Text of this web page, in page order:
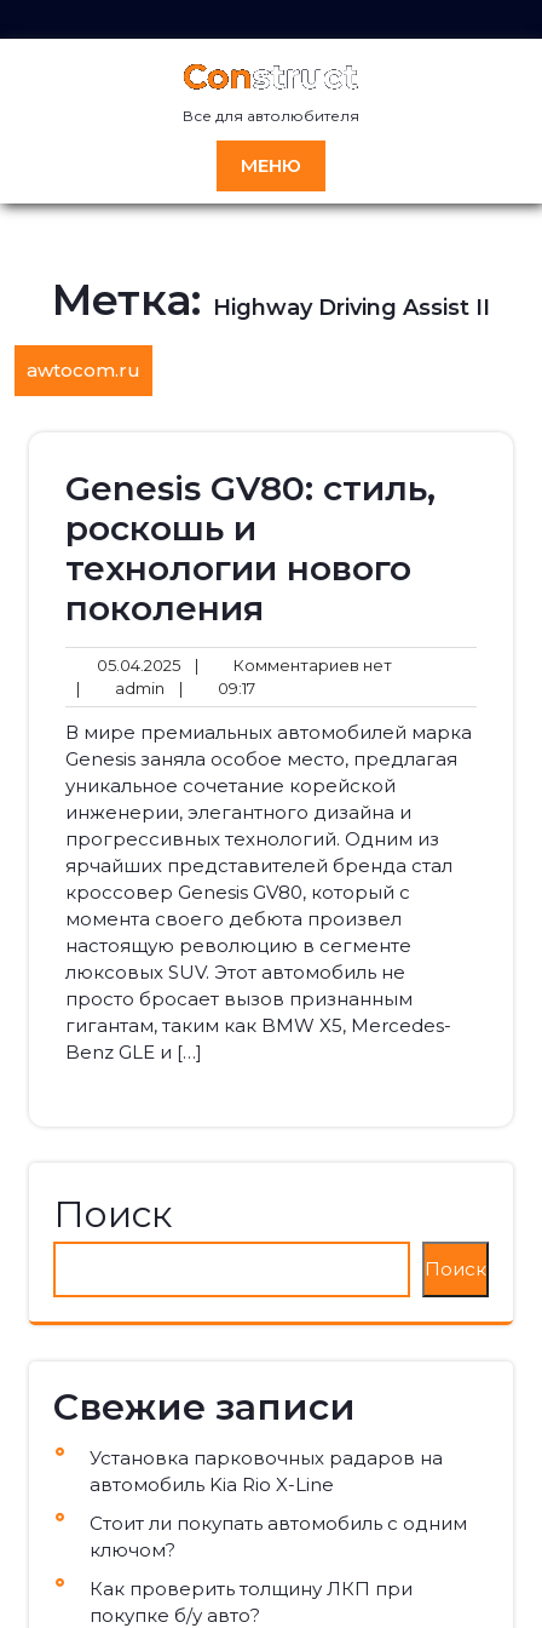
к
Все для автолюбителя
МЕНЮ
Метка: Highway Driving Assist II
awtocom.ru
Genesis GV80: стиль,
роскошь и
технологии нового
поколения
05.04.202505.04.2025
| Комментариев нетКомментариев
| admin admin
| 09:1709:17
В мире премиальных автомобилей марка
Genesis заняла особое место, предлагая
уникальное сочетание корейской
инженерии, элегантного дизайна и
прогрессивных технологий. Одним из
ярчайших представителей бренда стал
кроссовер Genesis GV80, который с
момента своего дебюта произвел
настоящую революцию в сегменте
люксовых SUV. Этот автомобиль не
просто бросает вызов признанным
гигантам, таким как BMW X5, Mercedes-
Benz GLE и […]
Поиск
Поиск
Свежие записи
Установка парковочных радаров на
автомобиль Kia Rio X-Line
Стоит ли покупать автомобиль с одним
ключом?
Как проверить толщину ЛКП при
покупке б/у авто?